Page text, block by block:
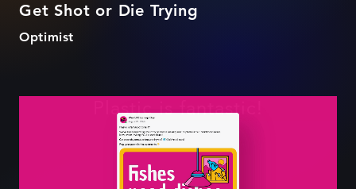
Get Shot or Die Trying
Optimist
Plastic is fantastic!